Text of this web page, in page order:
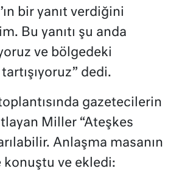
bir yanıt verdiğini
Bu yanıtı şu anda
ve bölgedeki
dedi.
gazetecilerin
Miller “Ateşkes
Anlaşma masanın
konuştu ve ekledi: